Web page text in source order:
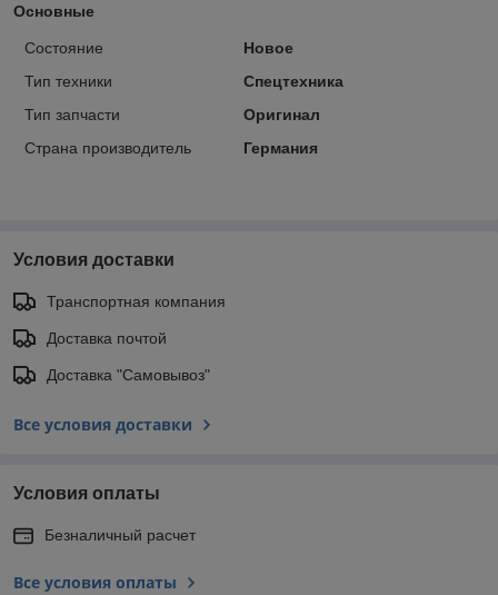
Основные
Состояние
Новое
Тип техники
Спецтехника
Тип запчасти
Оригинал
Страна производитель
Германия
Условия доставки
Транспортная компания
Доставка почтой
Доставка "Самовывоз"
Все условия доставки
Условия оплаты
Безналичный расчет
Все условия оплаты